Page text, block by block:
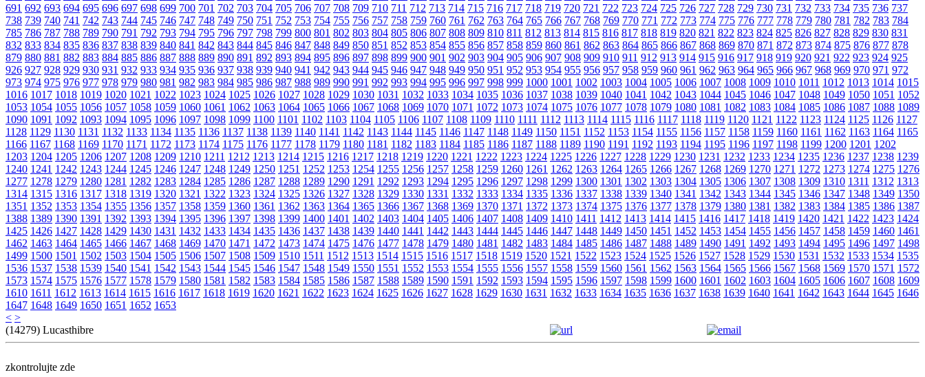
691 692 693 694 695 696 697 698 699 700 701 702 703 704 705 706 707 708 709 710 711 712 713 714 715 716 717 718 719 720 721 722 723 724 725 726 727 728 729 730 731 732 733 734 735 736 737
738 739 740 741 742 743 744 745 746 747 748 749 750 751 752 753 754 755 756 757 758 759 760 761 762 763 764 765 766 767 768 769 770 771 772 773 774 775 776 777 778 779 780 781 782 783 784
785 786 787 788 789 790 791 792 793 794 795 796 797 798 799 800 801 802 803 804 805 806 807 808 809 810 811 812 813 814 815 816 817 818 819 820 821 822 823 824 825 826 827 828 829 830 831
832 833 834 835 836 837 838 839 840 841 842 843 844 845 846 847 848 849 850 851 852 853 854 855 856 857 858 859 860 861 862 863 864 865 866 867 868 869 870 871 872 873 874 875 876 877 878
879 880 881 882 883 884 885 886 887 888 889 890 891 892 893 894 895 896 897 898 899 900 901 902 903 904 905 906 907 908 909 910 911 912 913 914 915 916 917 918 919 920 921 922 923 924 925
926 927 928 929 930 931 932 933 934 935 936 937 938 939 940 941 942 943 944 945 946 947 948 949 950 951 952 953 954 955 956 957 958 959 960 961 962 963 964 965 966 967 968 969 970 971 972
973 974 975 976 977 978 979 980 981 982 983 984 985 986 987 988 989 990 991 992 993 994 995 996 997 998 999 1000 1001 1002 1003 1004 1005 1006 1007 1008 1009 1010 1011 1012 1013 1014 1015
1016 1017 1018 1019 1020 1021 1022 1023 1024 1025 1026 1027 1028 1029 1030 1031 1032 1033 1034 1035 1036 1037 1038 1039 1040 1041 1042 1043 1044 1045 1046 1047 1048 1049 1050 1051 1052
1053 1054 1055 1056 1057 1058 1059 1060 1061 1062 1063 1064 1065 1066 1067 1068 1069 1070 1071 1072 1073 1074 1075 1076 1077 1078 1079 1080 1081 1082 1083 1084 1085 1086 1087 1088 1089
1090 1091 1092 1093 1094 1095 1096 1097 1098 1099 1100 1101 1102 1103 1104 1105 1106 1107 1108 1109 1110 1111 1112 1113 1114 1115 1116 1117 1118 1119 1120 1121 1122 1123 1124 1125 1126 1127
1128 1129 1130 1131 1132 1133 1134 1135 1136 1137 1138 1139 1140 1141 1142 1143 1144 1145 1146 1147 1148 1149 1150 1151 1152 1153 1154 1155 1156 1157 1158 1159 1160 1161 1162 1163 1164 1165
1166 1167 1168 1169 1170 1171 1172 1173 1174 1175 1176 1177 1178 1179 1180 1181 1182 1183 1184 1185 1186 1187 1188 1189 1190 1191 1192 1193 1194 1195 1196 1197 1198 1199 1200 1201 1202
1203 1204 1205 1206 1207 1208 1209 1210 1211 1212 1213 1214 1215 1216 1217 1218 1219 1220 1221 1222 1223 1224 1225 1226 1227 1228 1229 1230 1231 1232 1233 1234 1235 1236 1237 1238 1239
1240 1241 1242 1243 1244 1245 1246 1247 1248 1249 1250 1251 1252 1253 1254 1255 1256 1257 1258 1259 1260 1261 1262 1263 1264 1265 1266 1267 1268 1269 1270 1271 1272 1273 1274 1275 1276
1277 1278 1279 1280 1281 1282 1283 1284 1285 1286 1287 1288 1289 1290 1291 1292 1293 1294 1295 1296 1297 1298 1299 1300 1301 1302 1303 1304 1305 1306 1307 1308 1309 1310 1311 1312 1313
1314 1315 1316 1317 1318 1319 1320 1321 1322 1323 1324 1325 1326 1327 1328 1329 1330 1331 1332 1333 1334 1335 1336 1337 1338 1339 1340 1341 1342 1343 1344 1345 1346 1347 1348 1349 1350
1351 1352 1353 1354 1355 1356 1357 1358 1359 1360 1361 1362 1363 1364 1365 1366 1367 1368 1369 1370 1371 1372 1373 1374 1375 1376 1377 1378 1379 1380 1381 1382 1383 1384 1385 1386 1387
1388 1389 1390 1391 1392 1393 1394 1395 1396 1397 1398 1399 1400 1401 1402 1403 1404 1405 1406 1407 1408 1409 1410 1411 1412 1413 1414 1415 1416 1417 1418 1419 1420 1421 1422 1423 1424
1425 1426 1427 1428 1429 1430 1431 1432 1433 1434 1435 1436 1437 1438 1439 1440 1441 1442 1443 1444 1445 1446 1447 1448 1449 1450 1451 1452 1453 1454 1455 1456 1457 1458 1459 1460 1461
1462 1463 1464 1465 1466 1467 1468 1469 1470 1471 1472 1473 1474 1475 1476 1477 1478 1479 1480 1481 1482 1483 1484 1485 1486 1487 1488 1489 1490 1491 1492 1493 1494 1495 1496 1497 1498
1499 1500 1501 1502 1503 1504 1505 1506 1507 1508 1509 1510 1511 1512 1513 1514 1515 1516 1517 1518 1519 1520 1521 1522 1523 1524 1525 1526 1527 1528 1529 1530 1531 1532 1533 1534 1535
1536 1537 1538 1539 1540 1541 1542 1543 1544 1545 1546 1547 1548 1549 1550 1551 1552 1553 1554 1555 1556 1557 1558 1559 1560 1561 1562 1563 1564 1565 1566 1567 1568 1569 1570 1571 1572
1573 1574 1575 1576 1577 1578 1579 1580 1581 1582 1583 1584 1585 1586 1587 1588 1589 1590 1591 1592 1593 1594 1595 1596 1597 1598 1599 1600 1601 1602 1603 1604 1605 1606 1607 1608 1609
1610 1611 1612 1613 1614 1615 1616 1617 1618 1619 1620 1621 1622 1623 1624 1625 1626 1627 1628 1629 1630 1631 1632 1633 1634 1635 1636 1637 1638 1639 1640 1641 1642 1643 1644 1645 1646
1647 1648 1649 1650 1651 1652 1653
< >
(14279) Lucasthibre
zkontrolujte zde